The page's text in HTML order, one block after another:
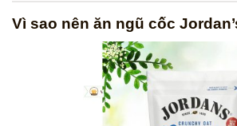
Vì sao nên ăn ngũ cốc